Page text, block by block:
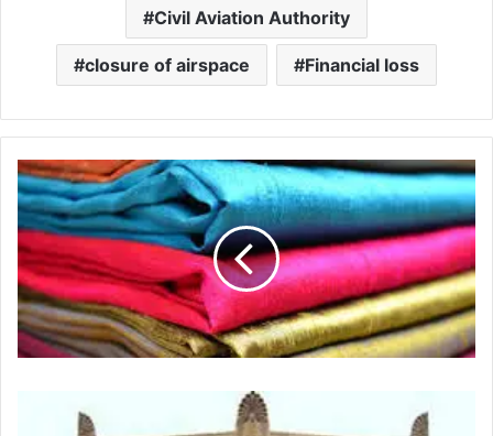
Civil Aviation Authority
closure of airspace Financial loss